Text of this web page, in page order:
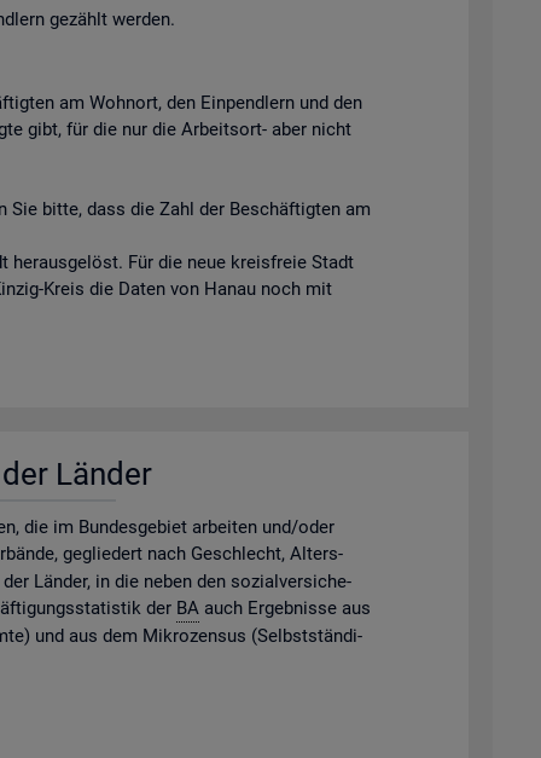
gezählt werden.
am Wohnort, den Einpendlern und den
gibt, für die nur die Arbeitsort- aber nicht
Sie bitte, dass die Zahl der Beschäftigten am
herausgelöst. Für die neue kreisfreie Stadt
Kreis die Daten von Hanau noch mit
Län­der
die im Bun­des­ge­biet ar­bei­ten und/oder
ge­glie­dert nach Ge­schlecht, Al­ters­
Län­der, in die neben den so­zi­al­ver­si­che­
der BAauch Er­geb­nis­se aus
und aus dem Mi­kro­zen­sus (Selbst­stän­di­